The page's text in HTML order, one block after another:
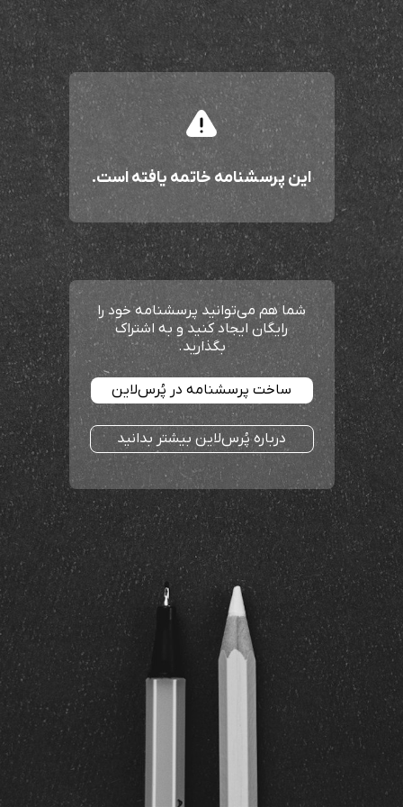
این پرسشنامه خاتمه یافته است.
شما هم می‌توانید پرسشنامه خود را
رایگان ایجاد کنید و به اشتراک
بگذارید.
ساخت پرسشنامه در پُرس‌لاین
درباره پُرس‌لاین بیشتر بدانید